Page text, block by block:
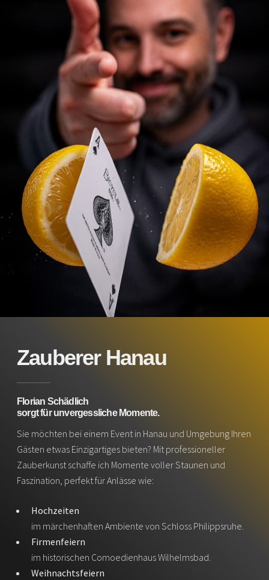
Zauberer Hanau
Florian Schädlich
sorgt für unvergessliche Momente.
Sie möchten bei einem Event in Hanau und Umgebung Ihren
Gästen etwas Einzigartiges bieten? Mit professioneller
Zauberkunst schaffe ich Momente voller Staunen und
Faszination, perfekt für Anlässe wie:
Hochzeiten
im märchenhaften Ambiente von Schloss Philippsruhe.
Firmenfeiern
im historischen Comoedienhaus Wilhelmsbad.
Weihnachtsfeiern